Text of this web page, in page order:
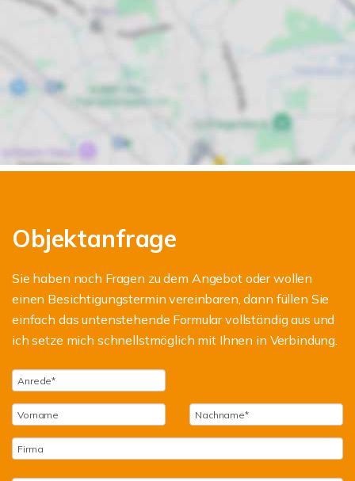
Objektanfrage
Sie haben noch Fragen zu dem Angebot oder wollen
einen Besichtigungstermin vereinbaren, dann füllen Sie
einfach das untenstehende Formular vollständig aus und
ich setze mich schnellstmöglich mit Ihnen in Verbindung.